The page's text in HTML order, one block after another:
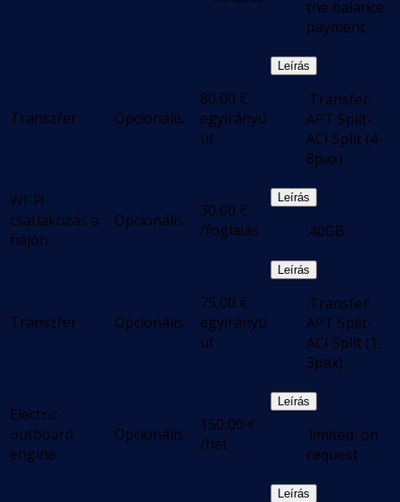
the balance
payment
Transzfer Opcionális
80,00 €
egyirányú
út
Leírás
.Transfer
APT Split-
ACI Split (4-
8pax)
WI-FI
csatlakozás a
hajón
Opcionális 30,00 €
/foglalás
Leírás
.40GB
Transzfer Opcionális
75,00 €
egyirányú
út
Leírás
.Transfer
APT Split-
ACI Split (1-
3pax)
Electric
outboard
engine
Opcionális 150,00 €
/hét
Leírás
.limited, on
request
Leírás